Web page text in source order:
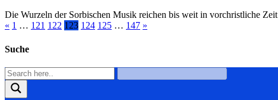
Die Wurzeln der Sorbischen Musik reichen bis weit in vorchristliche
« 1 … 121 122 123 124 125 … 147 »
Suche